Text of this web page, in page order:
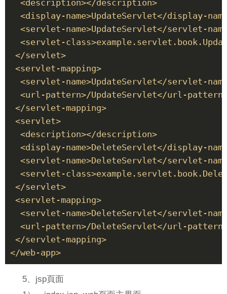
  <description></description>
<display-name>UpdateServlet</display-
<servlet-name>UpdateServlet</servlet-
<servlet-
</servlet>
<servlet-mapping>
<servlet-name>UpdateServlet</servlet-
<url-pattern>/UpdateServlet</url-
</servlet-mapping>
<servlet>
  <description></description>
<display-name>DeleteServlet</display-
<servlet-name>DeleteServlet</servlet-
<servlet-
</servlet>
<servlet-mapping>
<servlet-name>DeleteServlet</servlet-
<url-pattern>/DeleteServlet</url-
</servlet-mapping>
</web-app>
5、jsp頁面